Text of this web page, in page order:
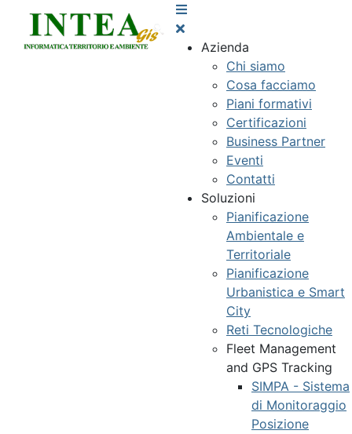
Azienda
Chi siamo
Cosa facciamo
Piani formativi
Certificazioni
Business Partner
Eventi
Contatti
Soluzioni
Pianificazione
Ambientale e
Territoriale
Pianificazione
Urbanistica e Smart
City
Reti Tecnologiche
Fleet Management
and GPS Tracking
SIMPA - Sistema
di Monitoraggio
Posizione